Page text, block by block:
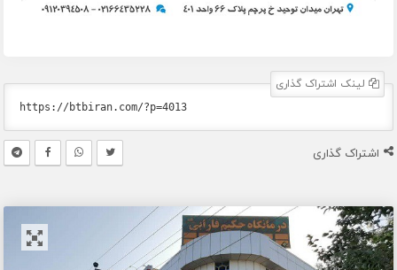
لینک اشتراک گذاری
اشتراک گذاری